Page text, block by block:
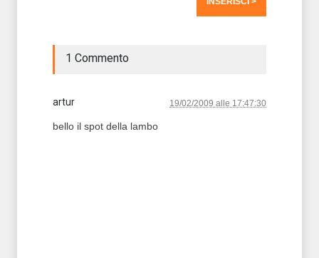
1 Commento
artur 19/02/2009 alle 17:47:30
bello il spot della lambo